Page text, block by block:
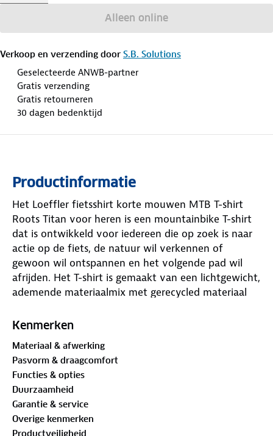
Alleen online
Verkoop en verzending door S.B. Solutions
Geselecteerde ANWB-partner
Gratis verzending
Gratis retourneren
30 dagen bedenktijd
Productinformatie
Het Loeffler fietsshirt korte mouwen MTB T-shirt
Roots Titan voor heren is een mountainbike T-shirt
dat is ontwikkeld voor iedereen die op zoek is naar
actie op de fiets, de natuur wil verkennen of
gewoon wil ontspannen en het volgende pad wil
afrijden. Het T-shirt is gemaakt van een lichtgewicht,
ademende materiaalmix met gerecycled materiaal
voldoende bewegingsvrijheid op de fiets.
Onderstaand de kenmerken van de M MTB T-shirt
Roots Titan:
100% Polyester
Materiaalmix Race Light RC met Race Light 3.0
(bedrukte voorkant)
Kenmerken
Materiaal & afwerking
Pasvorm & draagcomfort
Functies & opties
Duurzaamheid
Garantie & service
Overige kenmerken
Productveiligheid